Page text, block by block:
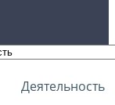
Деятельность